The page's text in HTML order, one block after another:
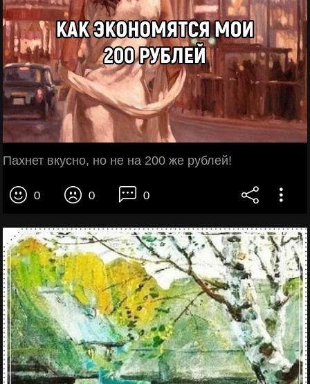
Пахнет вкусно, но не на 200 же рублей!
0 0 0